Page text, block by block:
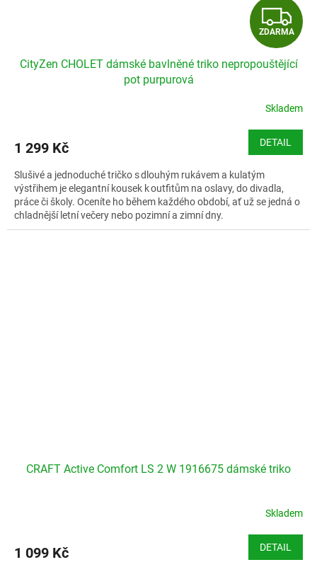
Z
D
A
R
M
A
ZDARMA
CityZen CHOLET dámské bavlněné triko nepropouštějící
pot purpurová
Skladem
1 299 Kč DETAIL
Slušivé a jednoduché tričko s dlouhým rukávem a kulatým
výstřihem je elegantní kousek k outfitům na oslavy, do divadla,
práce či školy. Oceníte ho během každého období, ať už se jedná o
chladnější letní večery nebo pozimní a zimní dny.
CRAFT Active Comfort LS 2 W 1916675 dámské triko
Skladem
1 099 Kč DETAIL